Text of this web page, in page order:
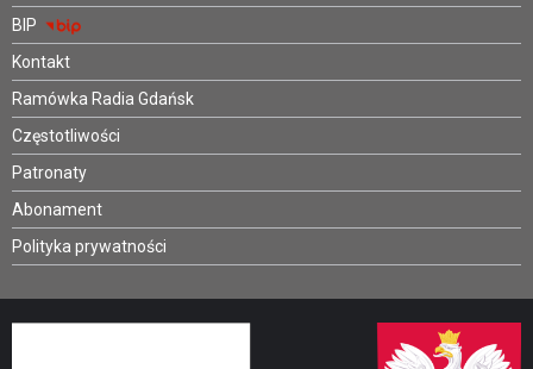
BIP
Kontakt
Ramówka Radia Gdańsk
Częstotliwości
Patronaty
Abonament
Polityka prywatności